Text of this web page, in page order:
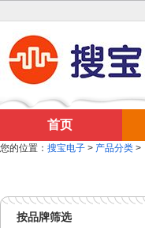
首页
您的位置： 搜宝电子 > 产品分类 >
按品牌筛选